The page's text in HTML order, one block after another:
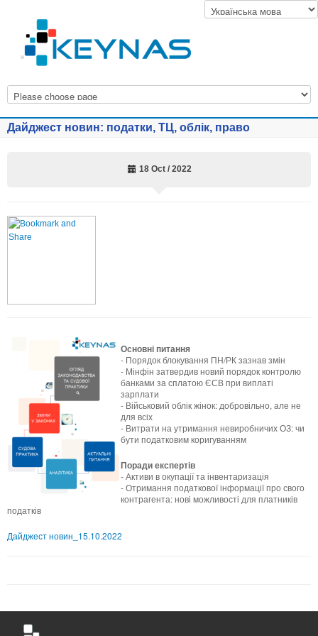
Дайджест новин: податки, ТЦ, облік, право
18 Oct / 2022
Основні питання
- Порядок блокування ПН/РК зазнав змін
- Мінфін затвердив новий порядок контролю
банками за сплатою ЄСВ при виплаті
зарплати
- Військовий облік жінок: добровільно, але не
для всіх
- Витрати на утримання невиробничих ОЗ: чи
бути податковим коригуванням
Поради експертів
- Активи в окупації та інвентаризація
- Отримання податкової інформації про свого
контрагента: нові можливості для платників
податків
Дайджест новин_15.10.2022